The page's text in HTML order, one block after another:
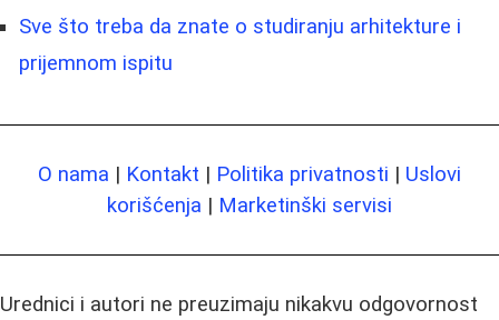
Sve što treba da znate o studiranju arhitekture i
prijemnom ispitu
O nama | Kontakt | Politika privatnosti | Uslovi
korišćenja | Marketinški servisi
Urednici i autori ne preuzimaju nikakvu odgovornost